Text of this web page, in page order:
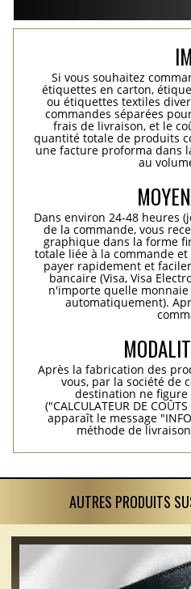
Si vous souhaitez
étiquettes en carton,
ou étiquettes textiles
commandes séparées
frais de livraison, et le
quantité totale de produits
une facture proforma dans
au
Dans environ 24-48 heures
de la commande, vous
graphique dans la forme
totale liée à la commande
payer rapidement et
bancaire (Visa, Visa
n'importe quelle
automatiquement).
Après la fabrication des
vous, par la société de
destination ne
("CALCULATEUR DE
apparaît le message
méthode de
AUTRES PRODUITS